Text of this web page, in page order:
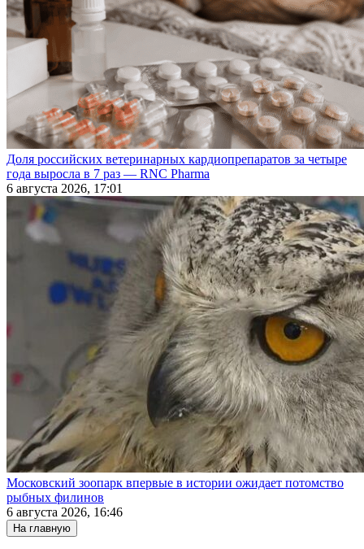
Доля российских ветеринарных кардиопрепаратов за четыре
года выросла в 7 раз — RNC Pharma
6 августа 2026, 17:01
Московский зоопарк впервые в истории ожидает потомство
рыбных филинов
6 августа 2026, 16:46
На главную